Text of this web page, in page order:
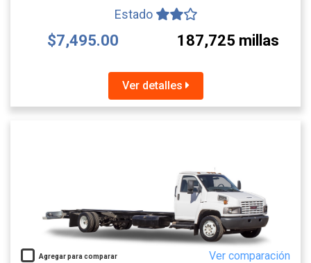
Estado
$7,495.00 187,725 millas
Ver detalles
Agregar para comparar Ver comparación